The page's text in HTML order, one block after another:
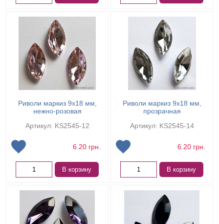
Риволи маркиз 9х18 мм,
нежно-розовая
Артикул: KS2545-12
6.20 грн.
В корзину
Риволи маркиз 9х18 мм,
прозрачная
Артикул: KS2545-14
6.20 грн.
В корзину